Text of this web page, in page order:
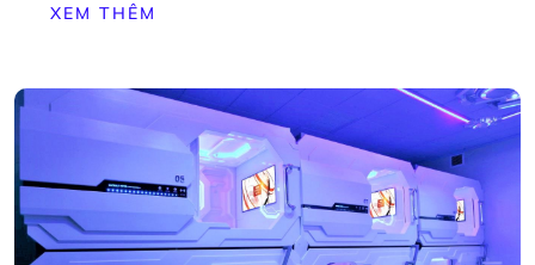
XEM THÊM